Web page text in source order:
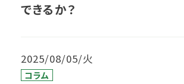
できるか？
2025/08/05/火
コラム